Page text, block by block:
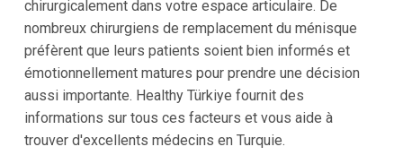
chirurgicalement dans votre espace articulaire. De
nombreux chirurgiens de remplacement du ménisque
préfèrent que leurs patients soient bien informés et
émotionnellement matures pour prendre une décision
aussi importante. Healthy Türkiye fournit des
informations sur tous ces facteurs et vous aide à
trouver d'excellents médecins en Turquie.